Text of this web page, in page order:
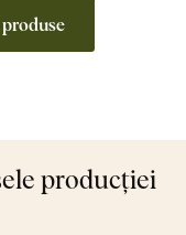
producției